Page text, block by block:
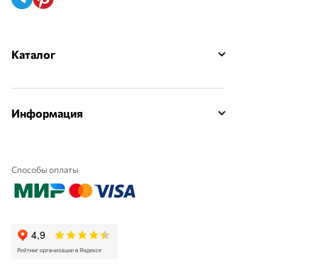
Каталог
Информация
Способы оплаты